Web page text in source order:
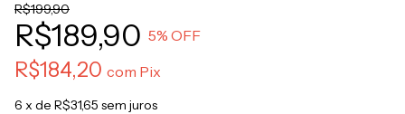
R$199,90
R$189,90 5% OFF
R$184,20 com Pix
6 x de R$31,65 sem juros